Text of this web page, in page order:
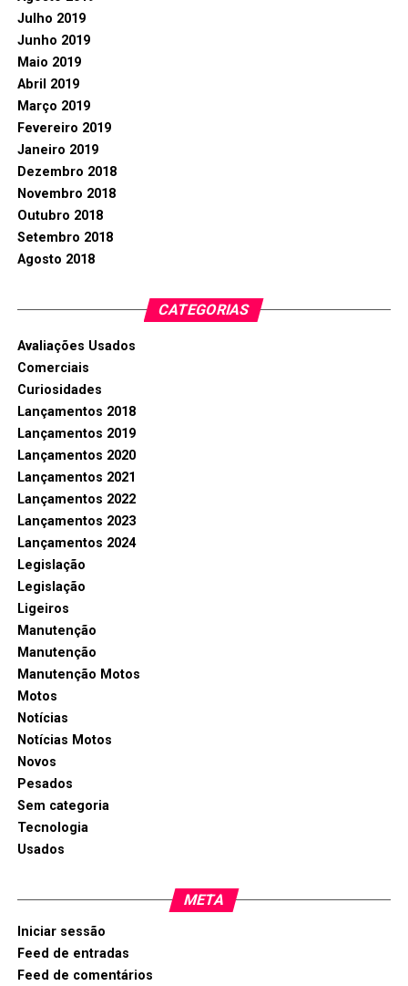
Julho 2019
Junho 2019
Maio 2019
Abril 2019
Março 2019
Fevereiro 2019
Janeiro 2019
Dezembro 2018
Novembro 2018
Outubro 2018
Setembro 2018
Agosto 2018
CATEGORIAS
Avaliações Usados
Comerciais
Curiosidades
Lançamentos 2018
Lançamentos 2019
Lançamentos 2020
Lançamentos 2021
Lançamentos 2022
Lançamentos 2023
Lançamentos 2024
Legislação
Legislação
Ligeiros
Manutenção
Manutenção
Manutenção Motos
Motos
Notícias
Notícias Motos
Novos
Pesados
Sem categoria
Tecnologia
Usados
META
Iniciar sessão
Feed de entradas
Feed de comentários